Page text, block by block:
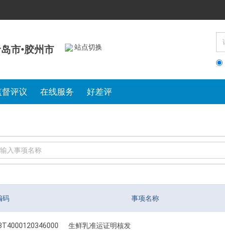
市•胶州市 站点切换
督评议 在线服务 好差评
码 事项名称
生鲜乳准运证明核发